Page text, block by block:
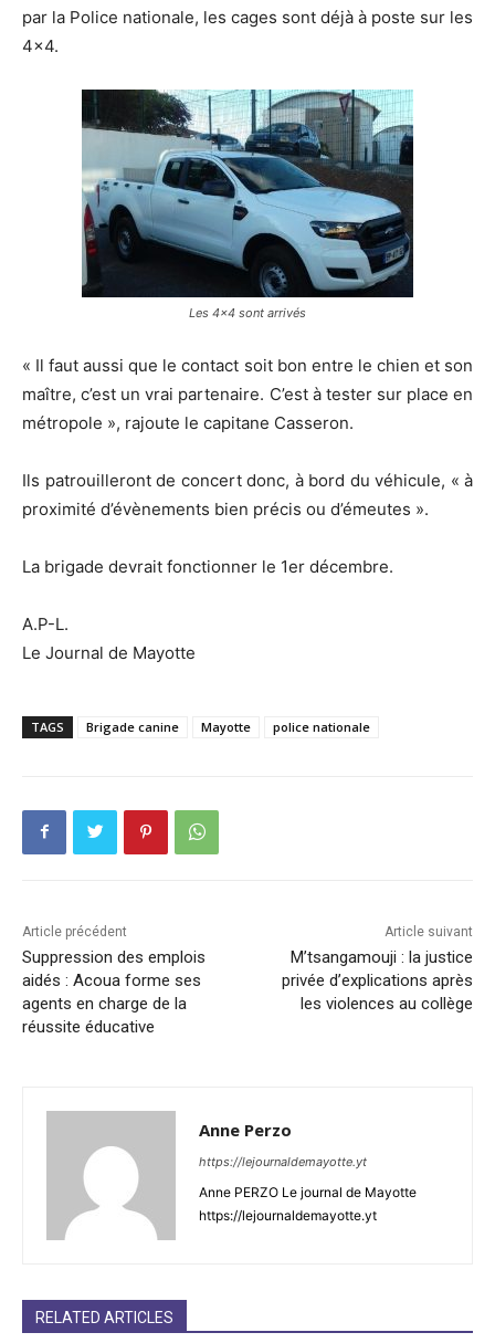
par la Police nationale, les cages sont déjà à poste sur les
4×4.
Les 4×4 sont arrivés
« Il faut aussi que le contact soit bon entre le chien et son
maître, c’est un vrai partenaire. C’est à tester sur place en
métropole », rajoute le capitane Casseron.
Ils patrouilleront de concert donc, à bord du véhicule, « à
proximité d’évènements bien précis ou d’émeutes ».
La brigade devrait fonctionner le 1er décembre.
A.P-L.
Le Journal de Mayotte
TAGS Brigade canine Mayotte police nationale
Article précédent
Suppression des emplois
aidés : Acoua forme ses
agents en charge de la
réussite éducative
Article suivant
M’tsangamouji : la justice
privée d’explications après
les violences au collège
Anne Perzo
https://lejournaldemayotte.yt
Anne PERZO Le journal de Mayotte
https://lejournaldemayotte.yt
RELATED ARTICLES